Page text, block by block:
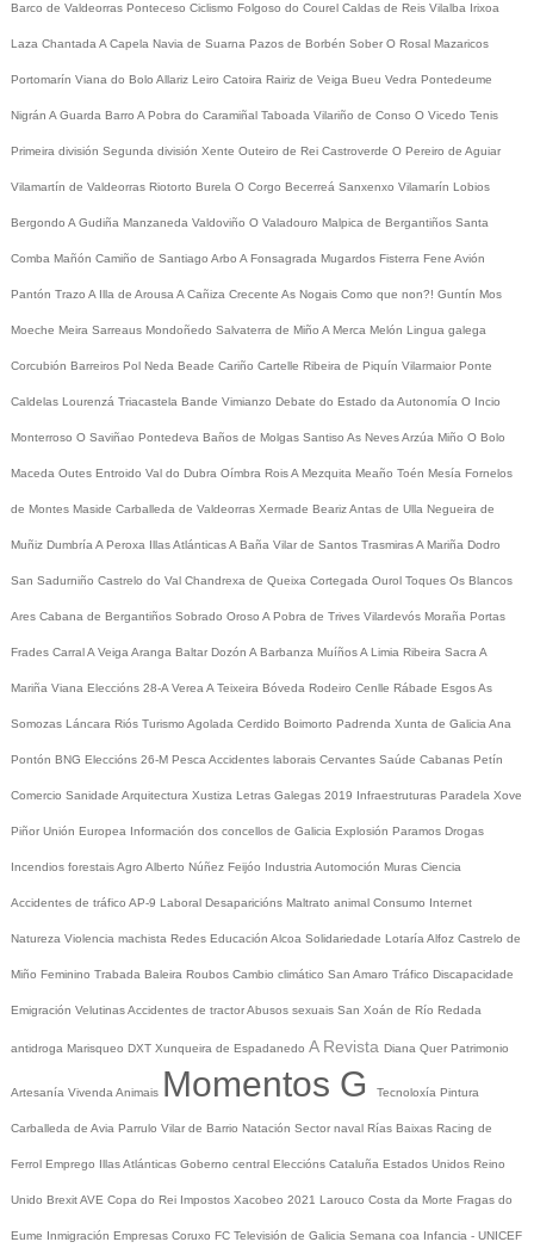
Barco de Valdeorras Ponteceso Ciclismo Folgoso do Courel Caldas de Reis Vilalba Irixoa
Laza Chantada A Capela Navia de Suarna Pazos de Borbén Sober O Rosal Mazaricos
Portomarín Viana do Bolo Allariz Leiro Catoira Rairiz de Veiga Bueu Vedra Pontedeume
Nigrán A Guarda Barro A Pobra do Caramiñal Taboada Vilariño de Conso O Vicedo Tenis
Primeira división Segunda división Xente Outeiro de Rei Castroverde O Pereiro de Aguiar
Vilamartín de Valdeorras Riotorto Burela O Corgo Becerreá Sanxenxo Vilamarín Lobios
Bergondo A Gudiña Manzaneda Valdoviño O Valadouro Malpica de Bergantiños Santa
Comba Mañón Camiño de Santiago Arbo A Fonsagrada Mugardos Fisterra Fene Avión
Pantón Trazo A Illa de Arousa A Cañiza Crecente As Nogais Como que non?! Guntín Mos
Moeche Meira Sarreaus Mondoñedo Salvaterra de Miño A Merca Melón Lingua galega
Corcubión Barreiros Pol Neda Beade Cariño Cartelle Ribeira de Piquín Vilarmaior Ponte
Caldelas Lourenzá Triacastela Bande Vimianzo Debate do Estado da Autonomía O Incio
Monterroso O Saviñao Pontedeva Baños de Molgas Santiso As NevesArzúa Miño O Bolo
Maceda Outes Entroido Val do Dubra Oímbra RoisA Mezquita Meaño Toén Mesía Fornelos
de Montes Maside Carballeda de Valdeorras Xermade BearizAntas de Ulla Negueira de
Muñiz Dumbría A Peroxa Illas AtlánticasA Baña Vilar de Santos TrasmirasA Mariña Dodro
San Sadurniño Castrelo do Val Chandrexa de Queixa Cortegada Ourol Toques Os Blancos
Ares Cabana de Bergantiños Sobrado Oroso A Pobra de Trives Vilardevós Moraña Portas
Frades CarralA Veiga Aranga Baltar Dozón A Barbanza MuíñosA Limia Ribeira Sacra A
Mariña Viana Eleccións 28-A Verea A Teixeira Bóveda Rodeiro Cenlle Rábade EsgosAs
Somozas Láncara Riós Turismo Agolada Cerdido Boimorto Padrenda Xunta de Galicia Ana
Pontón BNG Eleccións 26-M Pesca Accidentes laborais Cervantes Saúde Cabanas Petín
Comercio Sanidade Arquitectura Xustiza Letras Galegas 2019 Infraestruturas Paradela Xove
Piñor Unión Europea Información dos concellos de Galicia Explosión Paramos Drogas
Incendios forestaisAgro Alberto Núñez Feijóo Industria Automoción Muras Ciencia
Accidentes de tráfico AP-9 Laboral Desaparicións Maltrato animal Consumo Internet
Natureza Violencia machista Redes Educación Alcoa Solidariedade Lotaría Alfoz Castrelo de
Miño Feminino Trabada Baleira Roubos Cambio climático San Amaro Tráfico Discapacidade
Emigración VelutinasAccidentes de tractorAbusos sexuais San Xoán de Río Redada
antidroga Marisqueo DXT Xunqueira de Espadanedo A Revista Diana Quer Patrimonio
Artesanía Vivenda Animais Momentos G Tecnoloxía Pintura
Carballeda de Avia Parrulo Vilar de Barrio Natación Sector naval Rías Baixas Racing de
Ferrol Emprego Illas Atlánticas Goberno central Eleccións Cataluña Estados Unidos Reino
Unido BrexitAVE Copa do Rei Impostos Xacobeo 2021 Larouco Costa da Morte Fragas do
Eume Inmigración Empresas Coruxo FC Televisión de Galicia Semana coa Infancia - UNICEF